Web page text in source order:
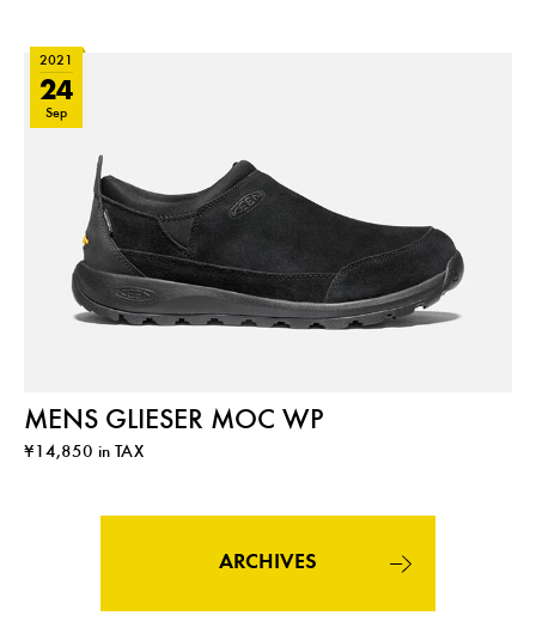
2021
24
Sep
MENS GLIESER MOC WP
¥14,850 in TAX
ARCHIVES